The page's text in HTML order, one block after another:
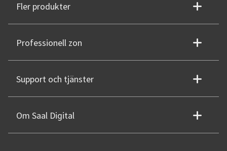
Fler produkter
Professionell zon
Support och tjänster
Om Saal Digital